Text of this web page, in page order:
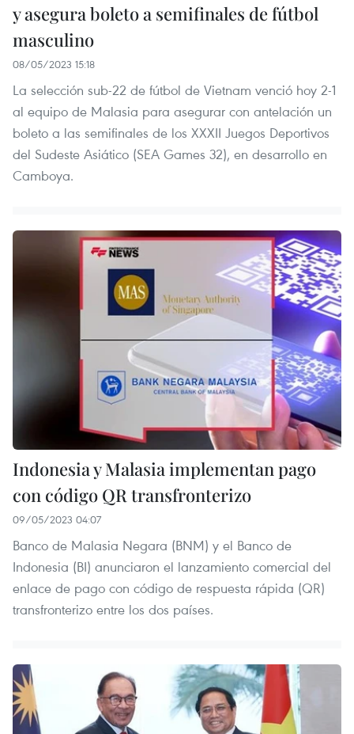
y asegura boleto a semifinales de fútbol
masculino
08/05/2023 15:18
La selección sub-22 de fútbol de Vietnam venció hoy 2-1
al equipo de Malasia para asegurar con antelación un
boleto a las semifinales de los XXXII Juegos Deportivos
del Sudeste Asiático (SEA Games 32), en desarrollo en
Camboya.
Indonesia y Malasia implementan pago
con código QR transfronterizo
09/05/2023 04:07
Banco de Malasia Negara (BNM) y el Banco de
Indonesia (BI) anunciaron el lanzamiento comercial del
enlace de pago con código de respuesta rápida (QR)
transfronterizo entre los dos países.